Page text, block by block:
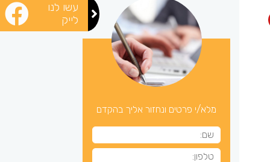
עשו לנו
לייק
מלא/י פרטים ונחזור אליך בהקדם